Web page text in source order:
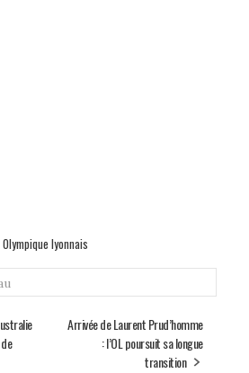
Olympique lyonnais
Arrivée de Laurent Prud’homme
: l’OL poursuit sa longue
transition